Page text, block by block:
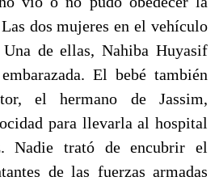
dos mujeres en el vehículo
Una de ellas, Nahiba Huyasif
El bebé también
el hermano de Jassim,
para llevarla al hospital
Nadie trató de encubrir el
de las fuerzas armadas